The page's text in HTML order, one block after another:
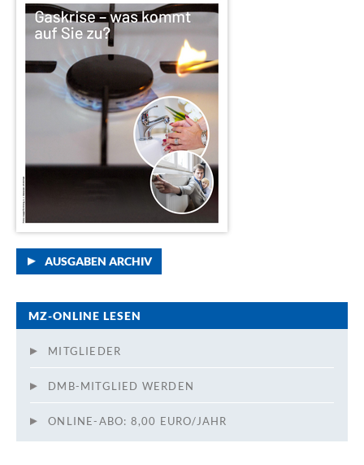
AUSGABEN ARCHIV
MZ-ONLINE LESEN
MITGLIEDER
DMB-MITGLIED WERDEN
ONLINE-ABO: 8,00 EURO/JAHR